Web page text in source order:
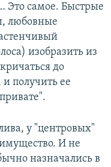
Это самое. Быстрые
любовные
изобразить из
до
получить ее
у "центровых"
И не
назначались в